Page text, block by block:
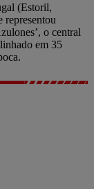
(Estoril,
representou
o central
em 35